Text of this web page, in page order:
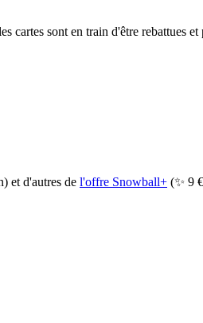
sont en train d'être rebattues
et d'autres de l'offre Snowball+ (✨ 9